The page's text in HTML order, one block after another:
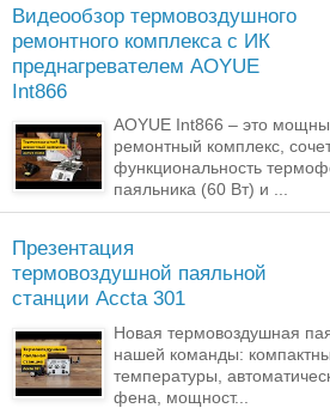
Видеообзор термовоздушного
ремонтного комплекса с ИК
преднагревателем AOYUE
Int866
AOYUE Int866 – это
ремонтный комплекс,
функциональность
паяльника (60 Вт) и ...
Презентация
термовоздушной паяльной
станции Accta 301
Новая термовоздушная
нашей команды:
температуры,
фена, мощност...